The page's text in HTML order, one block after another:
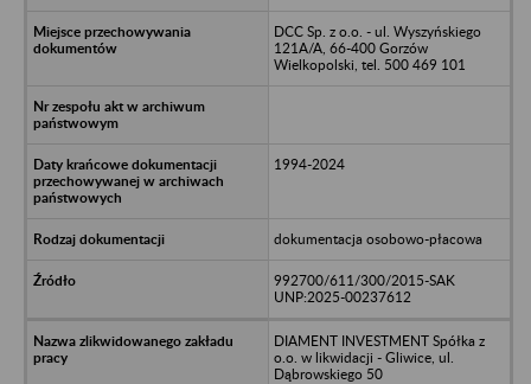
DCC Sp. z o.o. - ul. Wyszyńskiego
121A/A, 66-400 Gorzów
Wielkopolski, tel. 500 469 101
1994-2024
dokumentacja osobowo-płacowa
992700/611/300/2015-SAK
UNP:2025-00237612
DIAMENT INVESTMENT Spółka z
o.o. w likwidacji - Gliwice, ul.
Dąbrowskiego 50